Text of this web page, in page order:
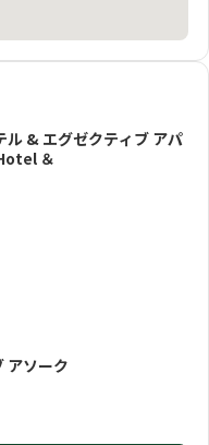
ル & エグゼクティブ アパ
Hotel ＆
アソーク